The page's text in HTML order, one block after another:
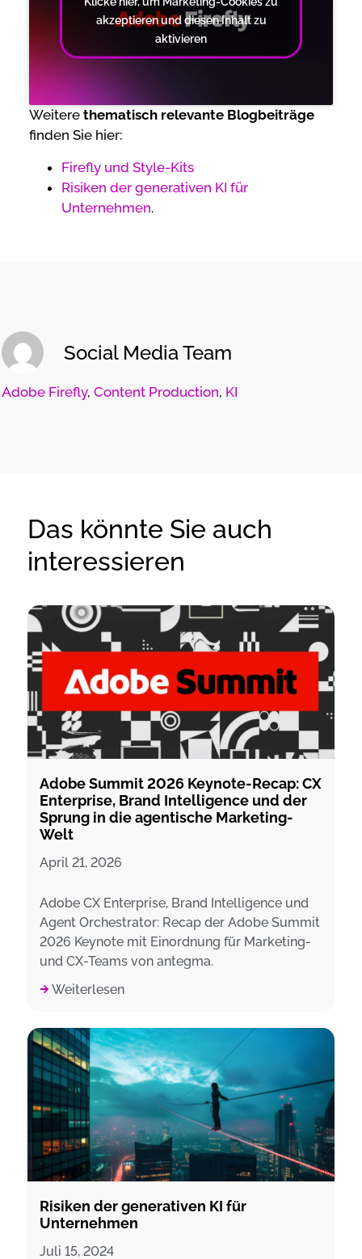
akzeptieren und diesen Inhalt zu
aktivieren
Weitere thematisch relevante Blogbeiträge
finden Sie hier:
Firefly und Style-Kits
Risiken der generativen KI für
Unternehmen.
Social Media Team
Adobe Firefly, Content Production, KI
Das könnte Sie auch
interessieren
Adobe Summit 2026 Keynote-Recap: CX
Enterprise, Brand Intelligence und der
Sprung in die agentische Marketing-
Welt
April 21, 2026
Adobe CX Enterprise, Brand Intelligence und
Agent Orchestrator: Recap der Adobe Summit
2026 Keynote mit Einordnung für Marketing-
und CX-Teams von antegma.
Weiterlesen
Risiken der generativen KI für
Unternehmen
Juli 15, 2024